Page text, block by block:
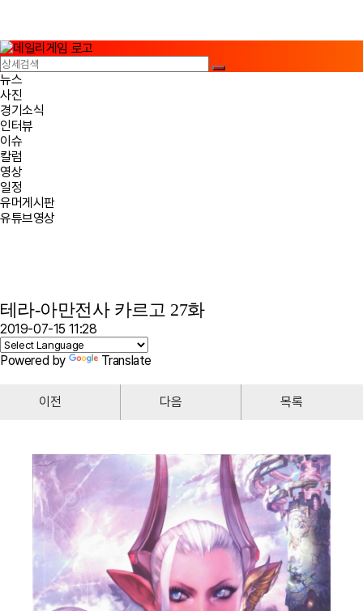
뉴스
사진
경기소식
인터뷰
이슈
칼럼
영상
일정
유머게시판
유튜브영상
테라-아만전사 카르고 27화
2019-07-15 11:28
Powered by Translate
이전 다음 목록